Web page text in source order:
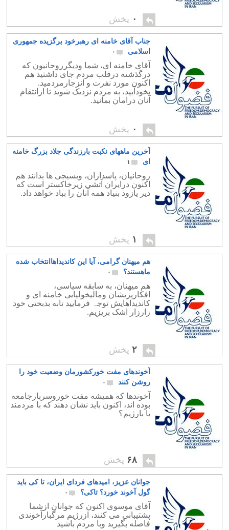
۰ پخش
جناب آقای خامنه ای رهبرخود برگزیده جمهوری
اسلامی
۰
آقای خامنه ای، شما ودیگرروحانیون که
درگذشته درقلب مردم جای داشتید هم
اکنون مورد نفرت و انزجارمردمید.
بخودآیید، به مردم نزدیک شوید تا ازانتقام
آنان درامان بمانید.
۰ پخش
آخرین ماههای نکبت بارزندگی جلاد بزرگ خامنه
ای
۱
روحانیان، پاسداران، وبسیجی ها بدانند هم
اکنون درایران آتشی زیرخاکستر است که
دیر یازود بنیاد همه آنان را بباد خواهد داد.
۱ پخش
هم میهنان گرامی، آیا این کاندیداهاانتخاب شده
ماهستند؟
۰
هم میهنان، به سابقه سیاسی،
افکارپریشان ومالیخولیایی خامنه ای و
کاندیداهایش توجہ فرمایید تابه بدبختی خود
زارزار اشک بریزیم.
۲ پخش
آخوندهای مفت خورکشورمان وضعیت خود را
روشن کنند
۰
آخوندها که همیشه مفت خوروسربارجامعه
بوده اند، اکنون باید نشان دهند که با مردمند
یا بارژیم؟
۶۸ پخش
جوانان عزیز، امیدهای فردای ایران، تا کی باید
گول آخوند خورد؟ تاکی؟
۰
آقای موسوی اکنون که جوانان ازشما
پشتیبانی می کنند، ازرژیم مرگبارآخوندی
فاصله بگیرید وبا مردم باشید